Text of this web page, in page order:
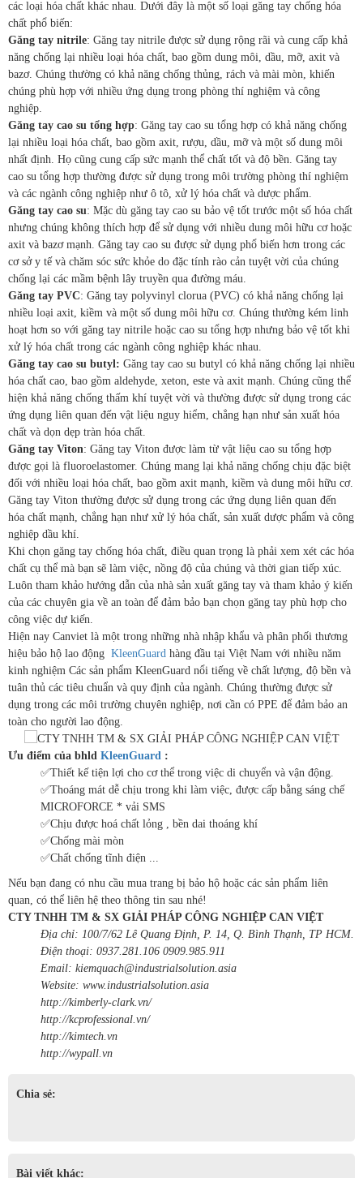
các loại hóa chất khác nhau. Dưới đây là một số loại găng tay chống hóa
chất phổ biến:
Găng tay nitrile: Găng tay nitrile được sử dụng rộng rãi và cung cấp khả
năng chống lại nhiều loại hóa chất, bao gồm dung môi, dầu, mỡ, axit và
bazơ. Chúng thường có khả năng chống thủng, rách và mài mòn, khiến
chúng phù hợp với nhiều ứng dụng trong phòng thí nghiệm và công
nghiệp.
Găng tay cao su tổng hợp: Găng tay cao su tổng hợp có khả năng chống
lại nhiều loại hóa chất, bao gồm axit, rượu, dầu, mỡ và một số dung môi
nhất định. Họ cũng cung cấp sức mạnh thể chất tốt và độ bền. Găng tay
cao su tổng hợp thường được sử dụng trong môi trường phòng thí nghiệm
và các ngành công nghiệp như ô tô, xử lý hóa chất và dược phẩm.
Găng tay cao su: Mặc dù găng tay cao su bảo vệ tốt trước một số hóa chất
nhưng chúng không thích hợp để sử dụng với nhiều dung môi hữu cơ hoặc
axit và bazơ mạnh. Găng tay cao su được sử dụng phổ biến hơn trong các
cơ sở y tế và chăm sóc sức khỏe do đặc tính rào cản tuyệt vời của chúng
chống lại các mầm bệnh lây truyền qua đường máu.
Găng tay PVC: Găng tay polyvinyl clorua (PVC) có khả năng chống lại
nhiều loại axit, kiềm và một số dung môi hữu cơ. Chúng thường kém linh
hoạt hơn so với găng tay nitrile hoặc cao su tổng hợp nhưng bảo vệ tốt khi
xử lý hóa chất trong các ngành công nghiệp khác nhau.
Găng tay cao su butyl: Găng tay cao su butyl có khả năng chống lại nhiều
hóa chất cao, bao gồm aldehyde, xeton, este và axit mạnh. Chúng cũng thể
hiện khả năng chống thấm khí tuyệt vời và thường được sử dụng trong các
ứng dụng liên quan đến vật liệu nguy hiểm, chẳng hạn như sản xuất hóa
chất và dọn dẹp tràn hóa chất.
Găng tay Viton: Găng tay Viton được làm từ vật liệu cao su tổng hợp
được gọi là fluoroelastomer. Chúng mang lại khả năng chống chịu đặc biệt
đối với nhiều loại hóa chất, bao gồm axit mạnh, kiềm và dung môi hữu cơ.
Găng tay Viton thường được sử dụng trong các ứng dụng liên quan đến
hóa chất mạnh, chẳng hạn như xử lý hóa chất, sản xuất dược phẩm và công
nghiệp dầu khí.
Khi chọn găng tay chống hóa chất, điều quan trọng là phải xem xét các hóa
chất cụ thể mà bạn sẽ làm việc, nồng độ của chúng và thời gian tiếp xúc.
Luôn tham khảo hướng dẫn của nhà sản xuất găng tay và tham khảo ý kiến
của các chuyên gia về an toàn để đảm bảo bạn chọn găng tay phù hợp cho
công việc dự kiến.
Hiện nay Canviet là một trong những nhà nhập khẩu và phân phối thương
hiệu bảo hộ lao động KleenGuard hàng đầu tại Việt Nam với nhiều năm
kinh nghiệm Các sản phẩm KleenGuard nổi tiếng về chất lượng, độ bền và
tuân thủ các tiêu chuẩn và quy định của ngành. Chúng thường được sử
dụng trong các môi trường chuyên nghiệp, nơi cần có PPE để đảm bảo an
toàn cho người lao động.
Ưu điểm của bhld KleenGuard :
✅Thiết kế tiện lợi cho cơ thể trong việc di chuyển và vận động.
✅Thoáng mát dễ chịu trong khi làm việc, được cấp bằng sáng chế
MICROFORCE * vải SMS
✅Chịu được hoá chất lỏng , bền dai thoáng khí
✅Chống mài mòn
✅Chất chống tĩnh điện ...
Nếu bạn đang có nhu cầu mua trang bị bảo hộ hoặc các sản phẩm liên
quan, có thể liên hệ theo thông tin sau nhé!
CTY TNHH TM & SX GIẢI PHÁP CÔNG NGHIỆP CAN VIỆT
Địa chỉ: 100/7/62 Lê Quang Định, P. 14, Q. Bình Thạnh, TP HCM.
Điện thoại: 0937.281.106 0909.985.911
Email: kiemquach@industrialsolution.asia
Website: www.industrialsolution.asia
http://kimberly-clark.vn/
http://kcprofessional.vn/
http://kimtech.vn
http://wypall.vn
Chia sẻ:
Bài viết khác: